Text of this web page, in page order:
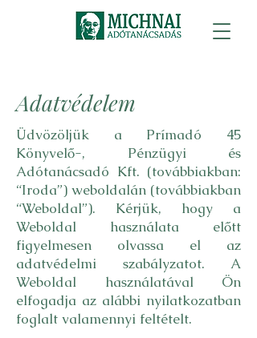
Adatvédelem
Üdvözöljük a Prímadó 45
Könyvelő-, Pénzügyi és
Adótanácsadó Kft. (továbbiakban:
“Iroda”) weboldalán (továbbiakban
“Weboldal”). Kérjük, hogy a
Weboldal használata előtt
figyelmesen olvassa el az
adatvédelmi szabályzatot. A
Weboldal használatával Ön
elfogadja az alábbi nyilatkozatban
foglalt valamennyi feltételt.